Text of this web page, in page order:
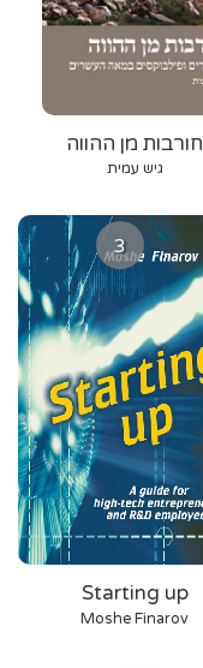
חורבות מן ההווה
גיש עמית
3
Starting up
Moshe Finarov